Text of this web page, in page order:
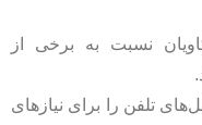
نسبت به برخی از
تلفن را برای نیازهای